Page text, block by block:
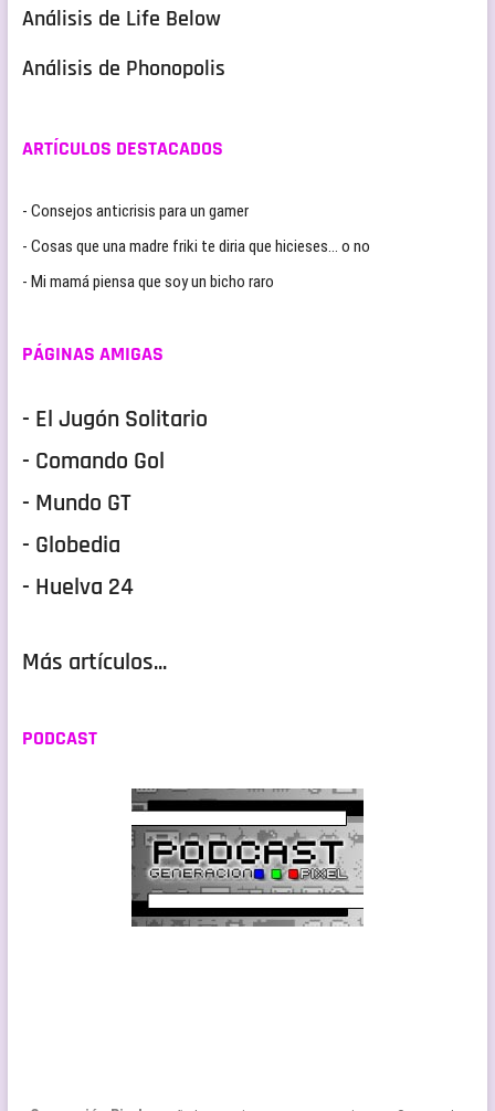
Análisis de Life Below
Análisis de Phonopolis
ARTÍCULOS DESTACADOS
- Consejos anticrisis para un gamer
- Cosas que una madre friki te diria que hicieses… o no
- Mi mamá piensa que soy un bicho raro
PÁGINAS AMIGAS
- El Jugón Solitario
- Comando Gol
- Mundo GT
- Globedia
- Huelva 24
Más artículos...
PODCAST